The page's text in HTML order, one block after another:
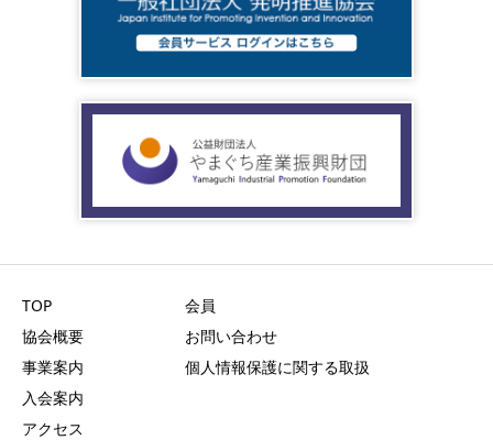
TOP
協会概要
事業案内
入会案内
アクセス
会員
お問い合わせ
個人情報保護に関する取扱